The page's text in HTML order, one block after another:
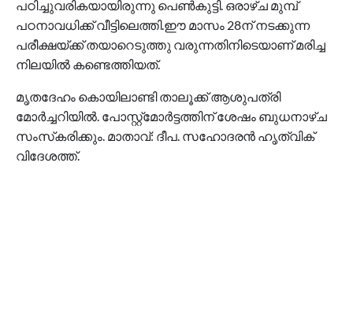
പഠിച്ചുവരികയായിരുന്നു പെണ്‍കുട്ടി. ഒരാഴ്ച മുമ്പ്
പഠനാവധിക്ക് വീട്ടിലെത്തി.ഈ മാസം 28ന് നടക്കുന്ന
പരീക്ഷയ്‌ക്ക് തയാറെടുത്തു വരുന്നതിനിടെയാണ് മരിച്ച
നിലയില്‍ കണ്ടെത്തിയത്.
മൃതദേഹം കൊയിലാണ്ടി താലൂക്ക് ആശുപത്രി
മോര്‍ച്ചറിയില്‍. പോസ്റ്റ്മോര്‍ട്ടത്തിന് ശേഷം ബുധനാഴ്ച
സംസ്‌കരിക്കും. മാതാവ്: ദീപ. സഹോദരന്‍ ഹൃത്വിക്
വിദേശത്ത്.